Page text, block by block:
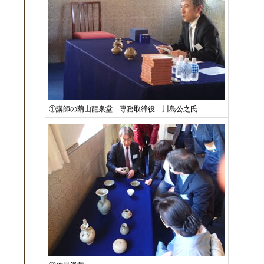
①講師の繭山龍泉堂 専務取締役 川島公之氏